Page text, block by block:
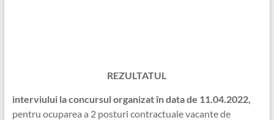
REZULTATUL
interviului la concursul organizat în data de 11.04.2022,
pentru ocuparea a 2 posturi contractuale vacante de